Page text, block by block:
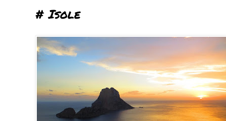
# Isole